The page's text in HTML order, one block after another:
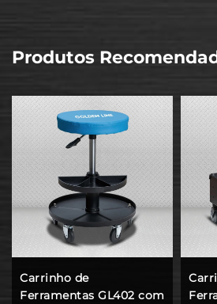
Produtos
Carrinho de
Ferramentas GL402 com